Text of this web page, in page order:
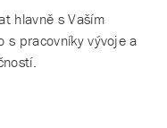
hlavně s Vaším
s pracovníky vývoje a